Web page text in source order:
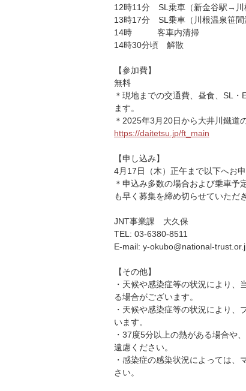
12時11分 SL乗車（新金谷駅→川
13時17分 SL乗車（川根温泉笹間
14時 客車内清掃
14時30分頃 解散
【参加費】
無料
＊現地までの交通費、昼食、SL
ます。
＊2025年3月20日から大井川鐵道
https://daitetsu.jp/ft_main
【申し込み】
4月17日（木）正午まで以下へお申
＊申込み多数の場合および乗車予
も早く募集を締め切らせていただ
JNT事業課 大久保
TEL: 03-6380-8511
E-mail: y-okubo@national-
【その他】
・天候や感染症等の状況により
る場合がございます。
・天候や感染症等の状況により
います。
・37度5分以上の熱がある場合や
遠慮ください。
・感染症の感染状況によっては
さい。